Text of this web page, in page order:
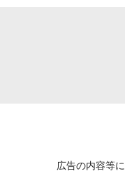
広告の内容等